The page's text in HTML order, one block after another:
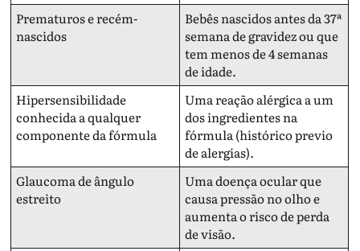
Prematuros e recém-
nascidos
Bebês nascidos antes da 37ª
semana de gravidez ou que
tem menos de 4 semanas
de idade.
Hipersensibilidade
conhecida a qualquer
componente da fórmula
Uma reação alérgica a um
dos ingredientes na
fórmula (histórico previo
de alergias).
Glaucoma de ângulo
estreito
Uma doença ocular que
causa pressão no olho e
aumenta o risco de perda
de visão.